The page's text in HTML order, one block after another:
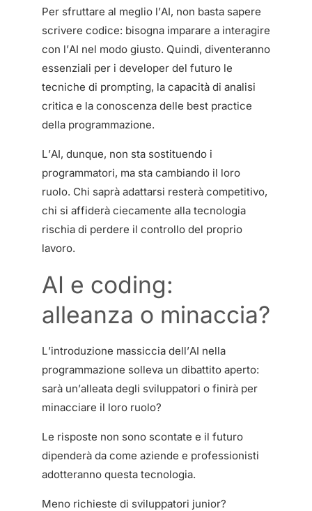
Per sfruttare al meglio l’AI, non basta sapere
scrivere codice: bisogna imparare a interagire
con l’AI nel modo giusto. Quindi, diventeranno
essenziali per i developer del futuro le
tecniche di prompting, la capacità di analisi
critica e la conoscenza delle best practice
della programmazione.
L’AI, dunque, non sta sostituendo i
programmatori, ma sta cambiando il loro
ruolo. Chi saprà adattarsi resterà competitivo,
chi si affiderà ciecamente alla tecnologia
rischia di perdere il controllo del proprio
lavoro.
AI e coding:
alleanza o minaccia?
L’introduzione massiccia dell’AI nella
programmazione solleva un dibattito aperto:
sarà un’alleata degli sviluppatori o finirà per
minacciare il loro ruolo?
Le risposte non sono scontate e il futuro
dipenderà da come aziende e professionisti
adotteranno questa tecnologia.
Meno richieste di sviluppatori junior?